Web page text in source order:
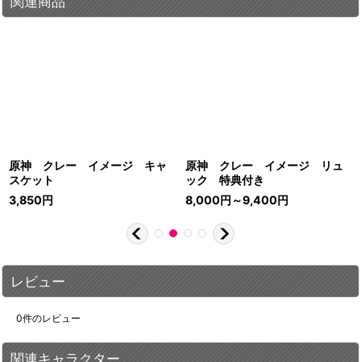
原神 クレー イメージ キャ
スケット
3,850 円
原神 クレー イメージ リュ
ック 特典付き
8,000 円 ～9,400 円
レビュー
0件のレビュー
関連キャラクター